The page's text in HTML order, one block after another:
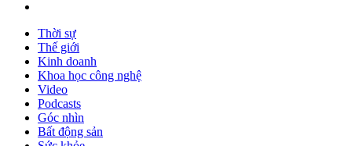
Thời sự
Thế giới
Kinh doanh
Khoa học công nghệ
Video
Podcasts
Góc nhìn
Bất động sản